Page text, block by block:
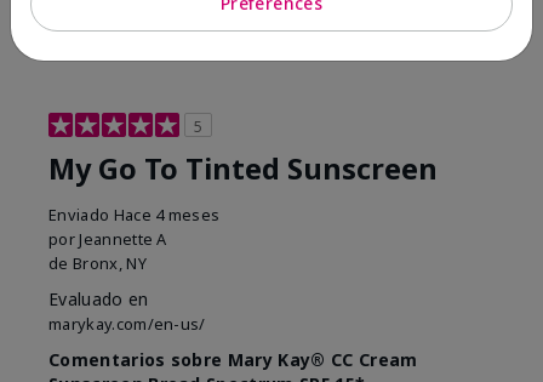
Marcar esta opinión
5
My Go To Tinted Sunscreen
Enviado Hace 4 meses
por Jeannette A
de Bronx, NY
Evaluado en
marykay.com/en-us/
Comentarios sobre Mary Kay® CC Cream